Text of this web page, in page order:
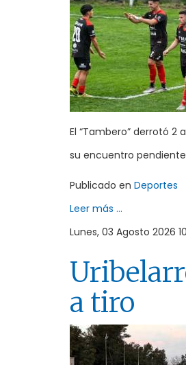
El “Tambero” derrotó 2
su encuentro pendiente
Publicado en Deportes
Leer más ...
Lunes, 03 Agosto 2026
a tiro